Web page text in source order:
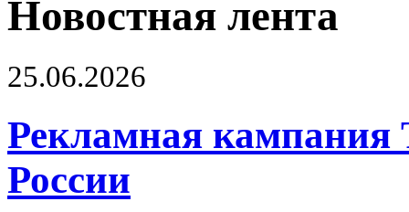
Новостная лента
25.06.2026
Рекламная кампания
России